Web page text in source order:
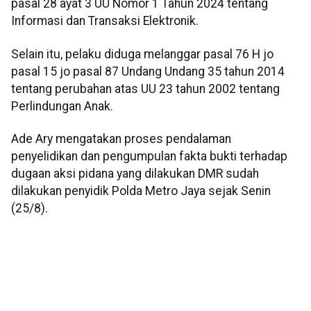
pasal 28 ayat 3 UU Nomor 1 Tahun 2024 tentang
Informasi dan Transaksi Elektronik.
Selain itu, pelaku diduga melanggar pasal 76 H jo
pasal 15 jo pasal 87 Undang Undang 35 tahun 2014
tentang perubahan atas UU 23 tahun 2002 tentang
Perlindungan Anak.
Ade Ary mengatakan proses pendalaman
penyelidikan dan pengumpulan fakta bukti terhadap
dugaan aksi pidana yang dilakukan DMR sudah
dilakukan penyidik Polda Metro Jaya sejak Senin
(25/8).